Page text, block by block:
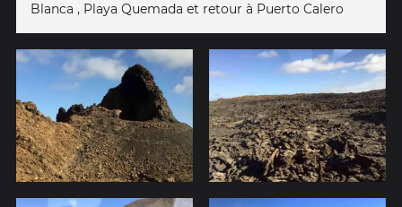
Blanca , Playa Quemada et retour à Puerto Calero